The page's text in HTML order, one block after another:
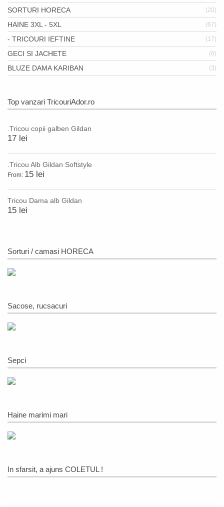
SORTURI HORECA (20)
HAINE 3XL - 5XL (67)
- TRICOURI IEFTINE (17)
GECI SI JACHETE (6)
BLUZE DAMA KARIBAN (3)
Top vanzari TricouriAdor.ro
.Tricou copii galben Gildan
17 lei
.Tricou Alb Gildan Softstyle
From: 15 lei
Tricou Dama alb Gildan
15 lei
Sorturi / camasi HORECA
Sacose, rucsacuri
Sepci
Haine marimi mari
In sfarsit, a ajuns COLETUL !